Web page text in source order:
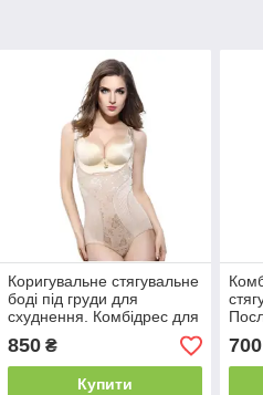
Коригувальне стягувальне
боді під груди для
схуднення. Комбідрес для
корекції фігури сильної
утяжки
850₴
Купити
700